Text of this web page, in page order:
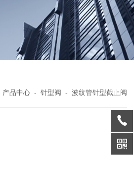
产品中心 - 针型阀 - 波纹管针型截止阀